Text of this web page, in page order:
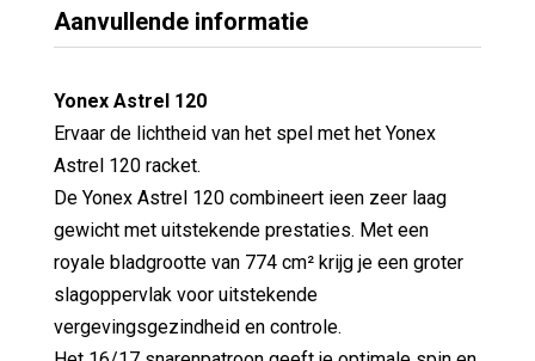
Aanvullende informatie
Yonex Astrel 120
Ervaar de lichtheid van het spel met het Yonex
Astrel 120 racket.
De Yonex Astrel 120 combineert ieen zeer laag
gewicht met uitstekende prestaties. Met een
royale bladgrootte van 774 cm² krijg je een groter
slagoppervlak voor uitstekende
vergevingsgezindheid en controle.